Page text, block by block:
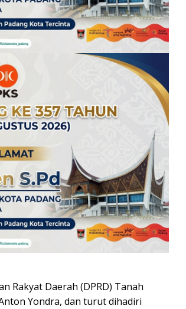
Rakyat Daerah (DPRD) Tanah
Yondra, dan turut dihadiri